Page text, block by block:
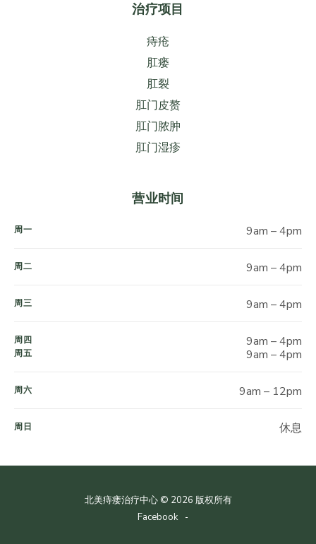
治疗项目
痔疮
肛瘘
肛裂
肛门皮赘
肛门脓肿
肛门湿疹
营业时间
周一 9am – 4pm
周二 9am – 4pm
周三 9am – 4pm
周四 9am – 4pm
周五 9am – 4pm
周六 9am – 12pm
周日 休息
北美痔瘘治疗中心 © 2026 版权所有
Facebook